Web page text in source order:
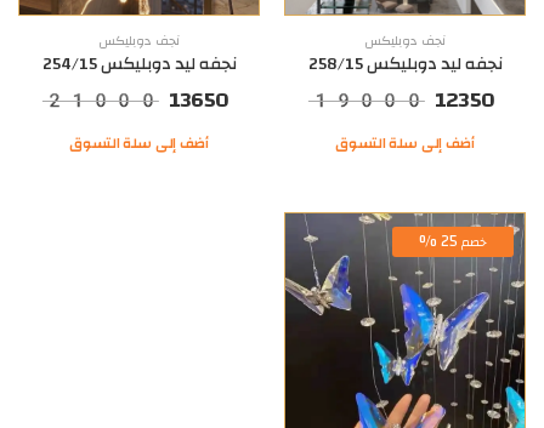
نجف دوبليكس
نجفه ليد دوبليكس 258/15
12350
19000
أضف إلى سلة التسوق
نجف دوبليكس
نجفه ليد دوبليكس 254/15
13650
21000
أضف إلى سلة التسوق
خصم 25 %